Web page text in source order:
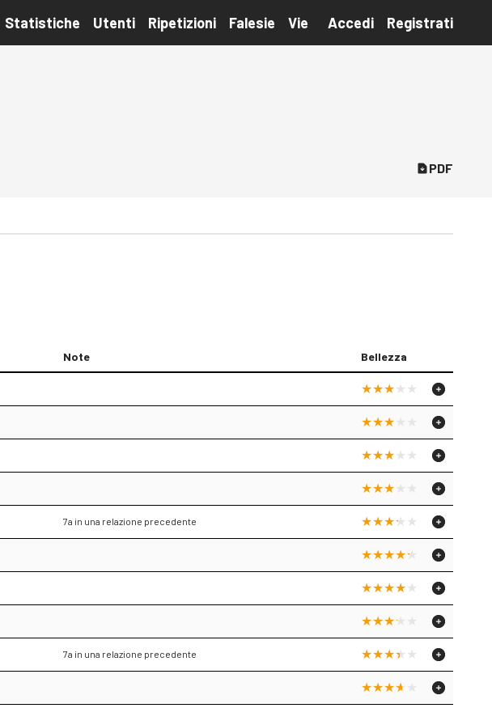
Statistiche Utenti Ripetizioni Falesie Vie Accedi Registrati
PDF
Note Bellezza
7a in una relazione precedente
7a in una relazione precedente